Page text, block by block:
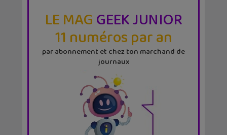
LE MAGGEEK JUNIOR
11 numéros par an
par abonnement et chez ton marchand de
journaux